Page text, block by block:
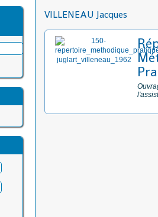
VILLENEAU Jacques